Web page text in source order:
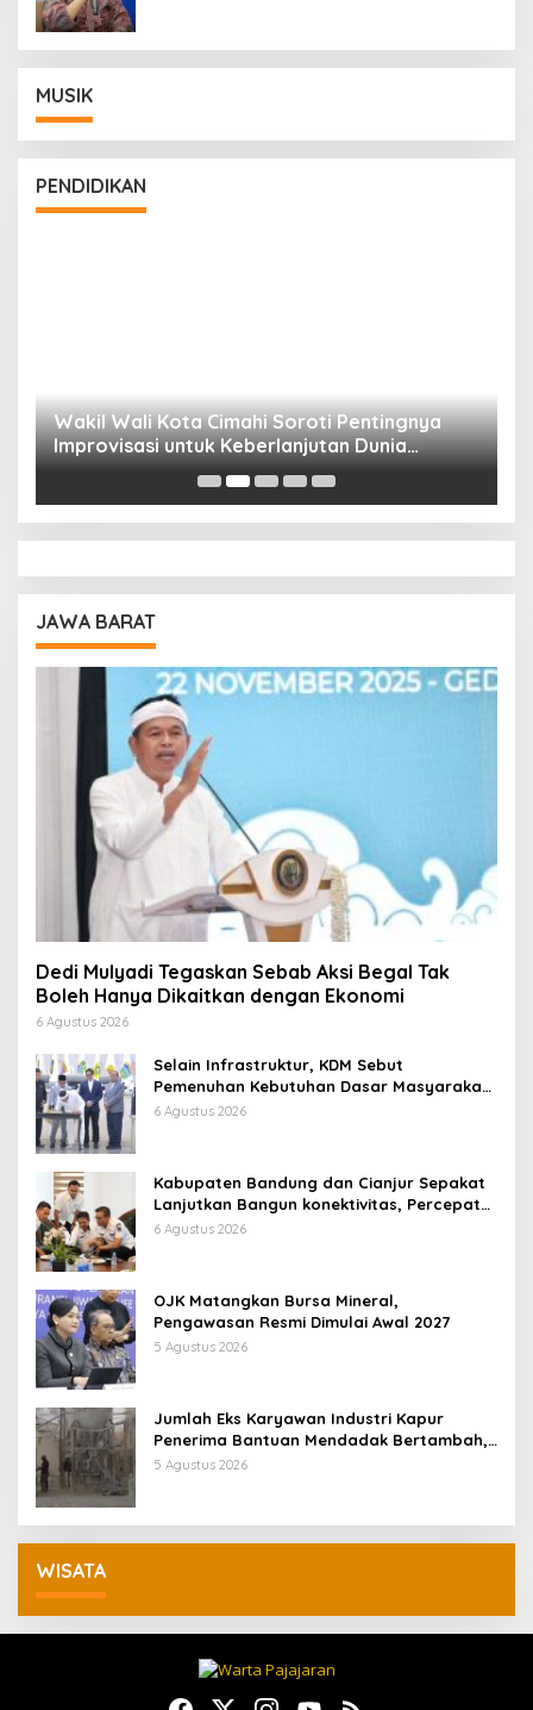
MUSIK
PENDIDIKAN
Wakil Wali Kota Cimahi Soroti Pentingnya
Improvisasi untuk Keberlanjutan Dunia
Pendidikan
JAWA BARAT
Dedi Mulyadi Tegaskan Sebab Aksi Begal Tak
Boleh Hanya Dikaitkan dengan Ekonomi
6 Agustus 2026
Selain Infrastruktur, KDM Sebut
Pemenuhan Kebutuhan Dasar Masyarakat
Jadi Fokus APBD Jabar 2027
6 Agustus 2026
Kabupaten Bandung dan Cianjur Sepakat
Lanjutkan Bangun konektivitas, Percepat
Pertumbuhan Ekonomi Daerah
6 Agustus 2026
OJK Matangkan Bursa Mineral,
Pengawasan Resmi Dimulai Awal 2027
5 Agustus 2026
Jumlah Eks Karyawan Industri Kapur
Penerima Bantuan Mendadak Bertambah,
KDM: Kita Identifikasi
5 Agustus 2026
WISATA